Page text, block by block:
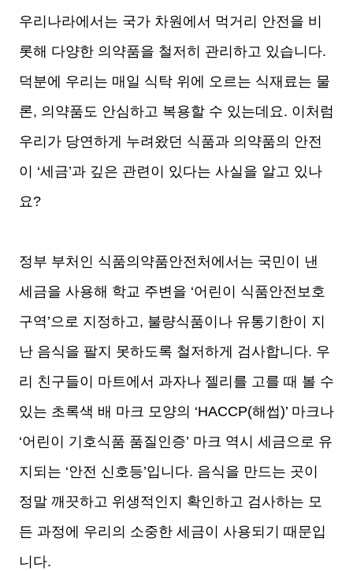
우리나라에서는 국가 차원에서 먹거리 안전을 비
롯해 다양한 의약품을 철저히 관리하고 있습니다.
덕분에 우리는 매일 식탁 위에 오르는 식재료는 물
론, 의약품도 안심하고 복용할 수 있는데요. 이처럼
우리가 당연하게 누려왔던 식품과 의약품의 안전
이 ‘세금’과 깊은 관련이 있다는 사실을 알고 있나
요?
정부 부처인 식품의약품안전처에서는 국민이 낸
세금을 사용해 학교 주변을 ‘어린이 식품안전보호
구역’으로 지정하고, 불량식품이나 유통기한이 지
난 음식을 팔지 못하도록 철저하게 검사합니다. 우
리 친구들이 마트에서 과자나 젤리를 고를 때 볼 수
있는 초록색 배 마크 모양의 ‘HACCP(해썹)’ 마크나
‘어린이 기호식품 품질인증’ 마크 역시 세금으로 유
지되는 ‘안전 신호등’입니다. 음식을 만드는 곳이
정말 깨끗하고 위생적인지 확인하고 검사하는 모
든 과정에 우리의 소중한 세금이 사용되기 때문입
니다.